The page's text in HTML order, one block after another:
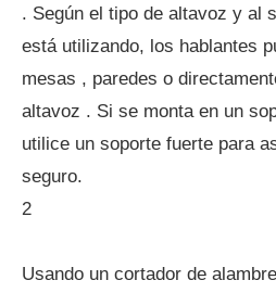
. Según el tipo de altavoz y al
está utilizando, los hablantes
mesas , paredes o
altavoz . Si se monta en un
utilice un soporte fuerte para
seguro.
2
Usando un cortador de